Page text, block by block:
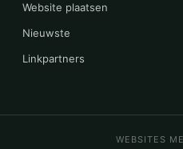
Website plaatsen
Nieuwste
Linkpartners
WEBSITES